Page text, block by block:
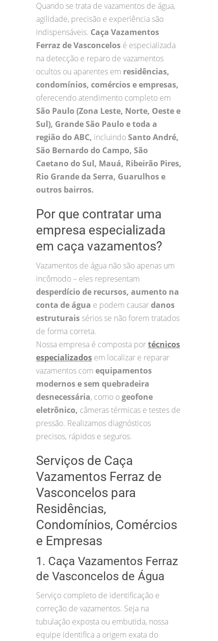
Quando se trata de vazamentos de água,
agilidade, precisão e experiência são
indispensáveis. Caça Vazamentos
Ferraz de Vasconcelos é especializada
na detecção e reparo de vazamentos
ocultos ou aparentes em residências,
condomínios, comércios e empresas,
oferecendo atendimento completo em
São Paulo (Zona Leste, Norte, Oeste e
Sul), Grande São Paulo e toda a
região do ABC, incluindoSanto André,
São Bernardo do Campo, São
Caetano do Sul, Mauá, Ribeirão Pires,
Rio Grande da Serra, Guarulhos e
outros bairros.
Por que contratar uma
empresa especializada
em caça vazamentos?
Vazamentos de água não são apenas um
incômodo – eles representam
desperdício de recursos, aumento na
conta de água e podem causardanos
estruturais sérios se não forem tratados
de forma correta.
Nossa empresa é composta portécnicos
especializados em localizar e reparar
vazamentos com equipamentos
modernos e sem quebradeira
desnecessária, como ogeofone
eletrônico, câmeras térmicas e testes de
pressão. Realizamos diagnósticos
precisos, rápidos e seguros.
Serviços de Caça
Vazamentos Ferraz de
Vasconcelos para
Residências,
Condomínios, Comércios
e Empresas
1. Caça Vazamentos Ferraz
de Vasconcelos de Água
Serviço completo de identificação e
correção de vazamentos. Seja na
tubulação exposta ou embutida, nossa
equipe identifica a origem exata do